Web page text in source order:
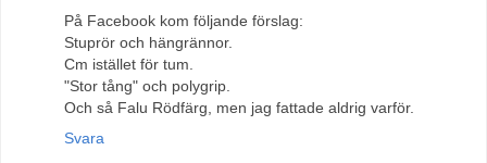
På Facebook kom följande förslag:
Stuprör och hängrännor.
Cm istället för tum.
"Stor tång" och polygrip.
Och så Falu Rödfärg, men jag fattade aldrig varför.
Svara